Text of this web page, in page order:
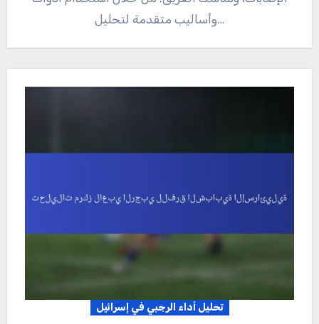
وأساليب متقدمة لتحليل…
تحليل أداء الرجبي في إسرائيل